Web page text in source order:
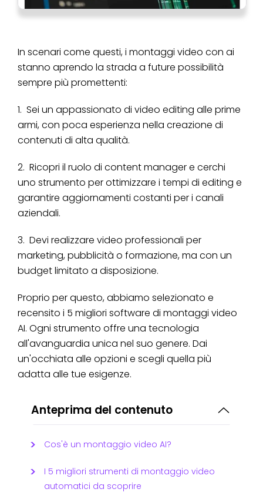
In scenari come questi, i montaggi video con ai
stanno aprendo la strada a future possibilità
sempre più promettenti:
1. Sei un appassionato di video editing alle prime
armi, con poca esperienza nella creazione di
contenuti di alta qualità.
2. Ricopri il ruolo di content manager e cerchi
uno strumento per ottimizzare i tempi di editing e
garantire aggiornamenti costanti per i canali
aziendali.
3. Devi realizzare video professionali per
marketing, pubblicità o formazione, ma con un
budget limitato a disposizione.
Proprio per questo, abbiamo selezionato e
recensito i 5 migliori software di montaggi video
AI. Ogni strumento offre una tecnologia
all'avanguardia unica nel suo genere. Dai
un'occhiata alle opzioni e scegli quella più
adatta alle tue esigenze.
Anteprima del contenuto
Cos'è un montaggio video AI?
I 5 migliori strumenti di montaggio video
automatici da scoprire